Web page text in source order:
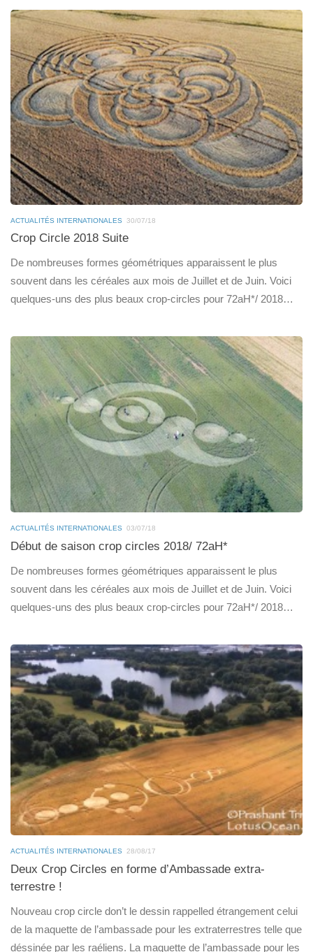
ACTUALITÉS INTERNATIONALES 30/07/18
Crop Circle 2018 Suite
De nombreuses formes géométriques apparaissent le plus
souvent dans les céréales aux mois de Juillet et de Juin. Voici
quelques-uns des plus beaux crop-circles pour 72aH*/ 2018…
ACTUALITÉS INTERNATIONALES 03/07/18
Début de saison crop circles 2018/ 72aH*
De nombreuses formes géométriques apparaissent le plus
souvent dans les céréales aux mois de Juillet et de Juin. Voici
quelques-uns des plus beaux crop-circles pour 72aH*/ 2018…
ACTUALITÉS INTERNATIONALES 28/08/17
Deux Crop Circles en forme d’Ambassade extra-
terrestre !
Nouveau crop circle don’t le dessin rappelled étrangement celui
de la maquette de l’ambassade pour les extraterrestres telle que
déssinée par les raéliens. La maquette de l’ambassade pour les